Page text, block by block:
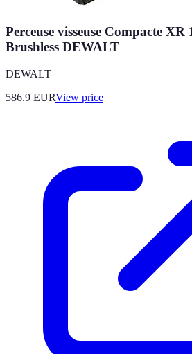
Perceuse visseuse Compacte
Brushless DEWALT
DEWALT
586.9 EURView price